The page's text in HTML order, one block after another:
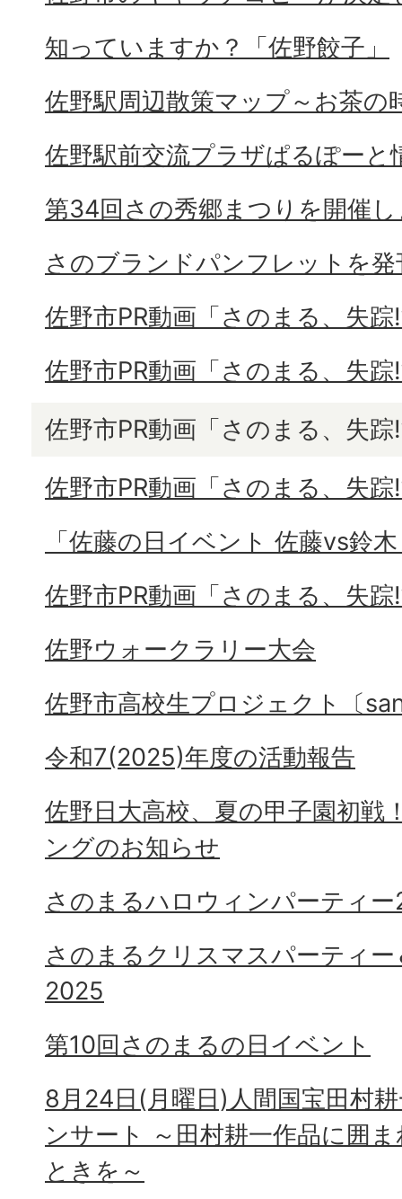
知っていますか？「佐野餃子」
佐野駅周辺散策マップ～お茶の
佐野駅前交流プラザぱるぽーと
第34回さの秀郷まつりを開催
さのブランドパンフレットを
佐野市PR動画「さのまる、失
佐野市PR動画「さのまる、失
佐野市PR動画「さのまる、失
佐野市PR動画「さのまる、失
「佐藤の日イベント 佐藤vs鈴
佐野市PR動画「さのまる、失
佐野ウォークラリー大会
佐野市高校生プロジェクト〔
令和7(2025)年度の活動報告
佐野日大高校、夏の甲子園初戦
ングのお知らせ
さのまるハロウィンパーティ
さのまるクリスマスパーティ
2025
第10回さのまるの日イベント
8月24日(月曜日)人間国宝田村
ンサート ～田村耕一作品に囲
ときを～